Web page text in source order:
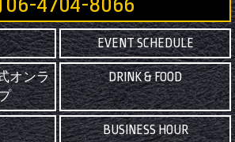
EVENT SCHEDULE
オンラ
DRINK & FOOD
BUSINESS HOUR